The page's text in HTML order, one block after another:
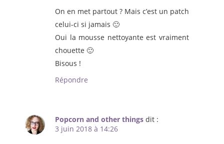
On en met partout ? Mais c’est un patch
celui-ci si jamais 🙂
Oui la mousse nettoyante est vraiment
chouette 🙂
Bisous !
Répondre
Popcorn and other things dit :
3 juin 2018 à 14:26